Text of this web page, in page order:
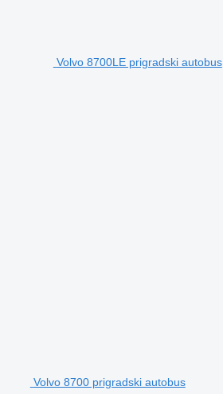
Volvo 8700LE prigradski autobus
Volvo 8700 prigradski autobus